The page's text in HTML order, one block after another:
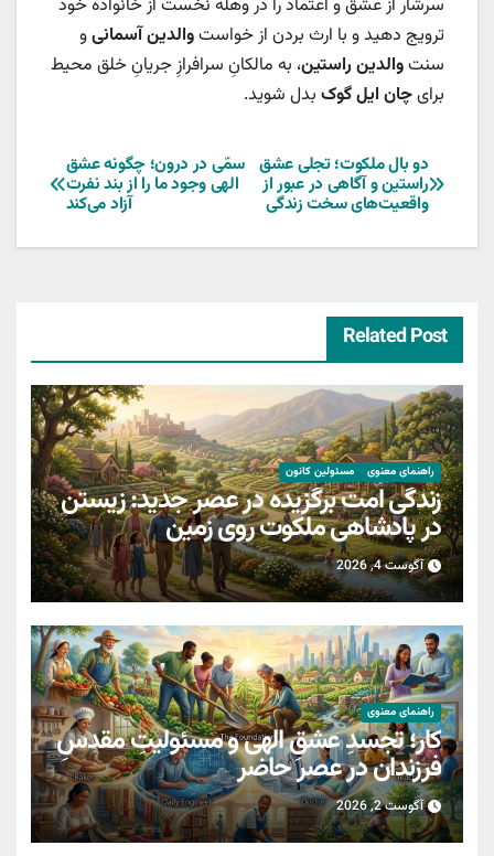
سرشار از عشق و اعتماد را در وهله نخست از خانواده خود
ترویج دهید و با ارث بردن از خواستوالدین آسمانیو
سنتوالدین راستین، به مالکانِ سرافرازِ جریانِ خلق محیط
برایچان ایل گوک بدل شوید.
راهبری
نوشته
سمّی در درون؛ چگونه عشق
الهی وجود ما را از بند نفرت
آزاد می‌کند
دو بال ملکوت؛ تجلی عشق
راستین و آگاهی در عبور از
واقعیت‌های سخت زندگی
Related Post
راهنمای معنوی مسئولین کانون
زندگی امت برگزیده در عصر جدید: زیستن
در پادشاهی ملکوت روی زمین
آگوست 4, 2026
راهنمای معنوی
کار؛ تجسدِ عشقِ الهی و مسئولیتِ مقدسِ
فرزندان در عصر حاضر
آگوست 2, 2026